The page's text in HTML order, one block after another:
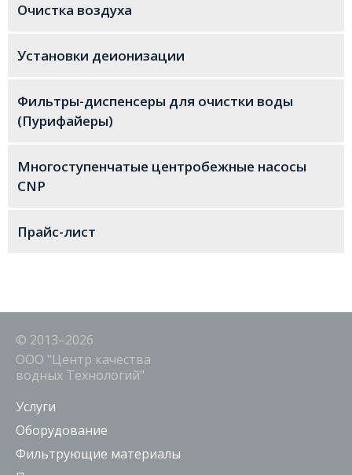
Очистка воздуха
Установки деионизации
Фильтры-диспенсеры для очистки воды
(Пурифайеры)
Многоступенчатые центробежные насосы
CNP
Прайс-лист
© 2013–2026
ООО "Центр качества
водных Технологий"
Услуги
Оборудование
Фильтрующие материалы